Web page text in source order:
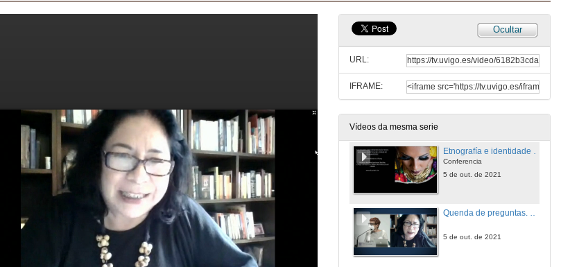
Ocultar
URL:
IFRAME:
Vídeos da mesma serie
Grupos con dereitos ou individuos con liberdade? Reflexión sobre a diversidade
Conferencia
Quenda de preguntas. Grupos con dereitos ou individuos con liberdade? Reflexión sobre a diversidade
4 de out. de 2021
Conferencia
5 de out. de 2021
Quenda de preguntas. Etnografía e identidade de xénero non binario
5 de out. de 2021